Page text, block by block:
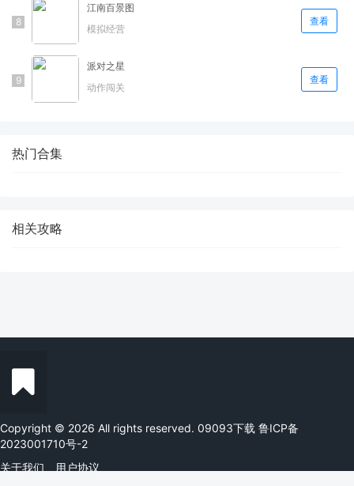
江南百景图
模拟经营
查看
派对之星
动作闯关
查看
热门合集
相关攻略
Copyright © 2026 All rights reserved. 09093下载 鲁ICP备
2023001710号-2
关于我们
用户协议